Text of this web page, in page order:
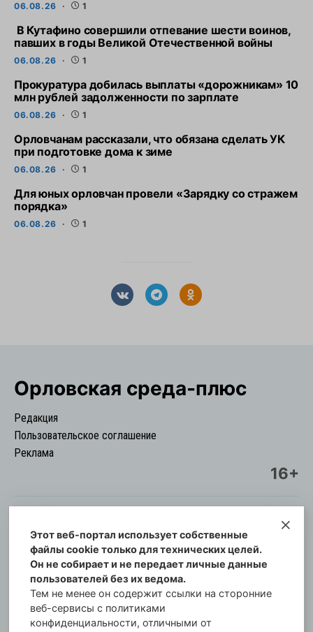
06.08.26 1
В Кутафино совершили отпевание шести воинов,
павших в годы Великой Отечественной войны
06.08.26 1
Прокуратура добилась выплаты «дорожникам» 10
млн рублей задолженности по зарплате
06.08.26 1
Орловчанам рассказали, что обязана сделать УК
при подготовке дома к зиме
06.08.26 1
Для юных орловчан провели «Зарядку со стражем
порядка»
06.08.26 1
Орловская cреда-плюс
Редакция
Пользовательское соглашение
Реклама
16+
© Информационный городской портал
Орловская cреда-плюс, 2021-2026
Свидетельство о регистрации СМИ: ПИ №57-
00254 от 29 октября 2013 г.
Газета зарегистрирована Управлением
Федеральной службы по надзору в сфере связи,
Этот веб-портал использует собственные
файлы cookie только для технических целей.
Он не собирает и не передает личные данные
пользователей без их ведома.
Тем не менее он содержит ссылки на сторонние
веб-сервисы с политиками
конфиденциальности, отличными от